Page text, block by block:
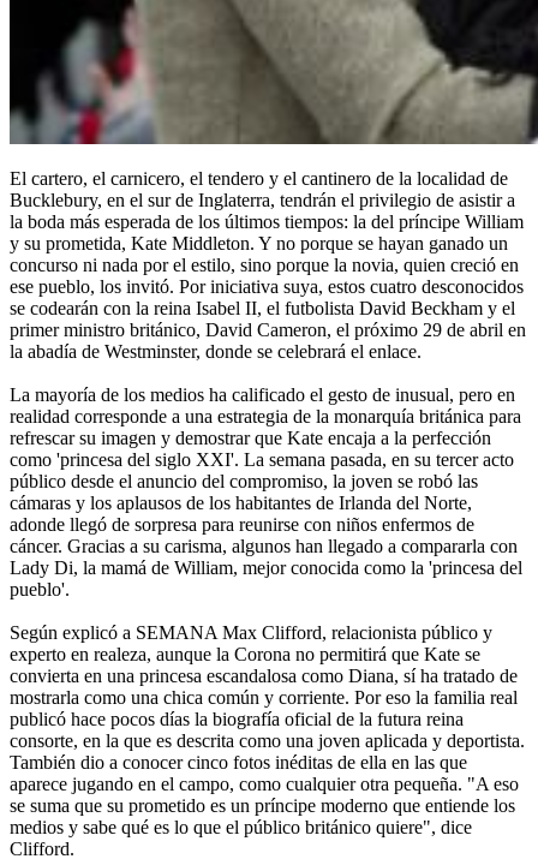
El cartero, el carnicero, el tendero y el cantinero de la localidad de
Bucklebury, en el sur de Inglaterra, tendrán el privilegio de asistir a
la boda más esperada de los últimos tiempos: la del príncipe William
y su prometida, Kate Middleton. Y no porque se hayan ganado un
concurso ni nada por el estilo, sino porque la novia, quien creció en
ese pueblo, los invitó. Por iniciativa suya, estos cuatro desconocidos
se codearán con la reina Isabel II, el futbolista David Beckham y el
primer ministro británico, David Cameron, el próximo 29 de abril en
la abadía de Westminster, donde se celebrará el enlace.
La mayoría de los medios ha calificado el gesto de inusual, pero en
realidad corresponde a una estrategia de la monarquía británica para
refrescar su imagen y demostrar que Kate encaja a la perfección
como 'princesa del siglo XXI'. La semana pasada, en su tercer acto
público desde el anuncio del compromiso, la joven se robó las
cámaras y los aplausos de los habitantes de Irlanda del Norte,
adonde llegó de sorpresa para reunirse con niños enfermos de
cáncer. Gracias a su carisma, algunos han llegado a compararla con
Lady Di, la mamá de William, mejor conocida como la 'princesa del
pueblo'.
Según explicó a SEMANA Max Clifford, relacionista público y
experto en realeza, aunque la Corona no permitirá que Kate se
convierta en una princesa escandalosa como Diana, sí ha tratado de
mostrarla como una chica común y corriente. Por eso la familia real
publicó hace pocos días la biografía oficial de la futura reina
consorte, en la que es descrita como una joven aplicada y deportista.
También dio a conocer cinco fotos inéditas de ella en las que
aparece jugando en el campo, como cualquier otra pequeña. "A eso
se suma que su prometido es un príncipe moderno que entiende los
medios y sabe qué es lo que el público británico quiere", dice
Clifford.